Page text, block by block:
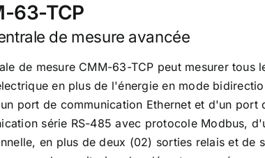
mesure des grandeurs
multifonctions
complète
Chargeurs pour la
Électrique
Chargeurs à usage
Chargeurs à usage
Chargeurs à usage
63-TCP
de mesure avancée
de mesure CMM-63-TCP peut mesurer tous
en plus de l'énergie en mode
port de communication Ethernet et d'un port
série RS-485 avec protocole Modbus,
en plus de deux (02) sorties relais et de